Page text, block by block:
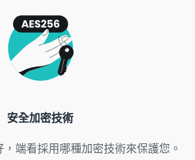
安全加密技術
端看採用哪種加密技術來保護您。